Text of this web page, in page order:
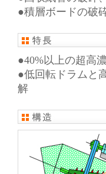
●積層ボードの破
●40%以上の超高
●低回転ドラムと
解